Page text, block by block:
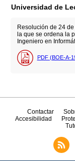
Universidad de
Resolución de 24
la que se ordena la
Ingeniero en
PDF (BOE-A-
Contactar
Accesibilidad